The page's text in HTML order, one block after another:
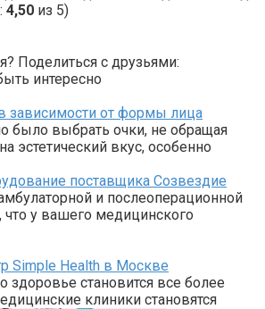
4,50 из 5)
Поделиться с друзьями:
интересно
зависимости от формы лица
было выбрать очки, не обращая
эстетический вкус, особенно
поставщика Созвездие
и послеоперационной
у вашего медицинского
Simple Health в Москве
здоровье становится все более
клиники становятся